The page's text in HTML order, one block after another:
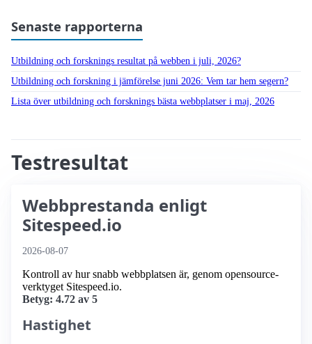
Senaste rapporterna
Utbildning och forsknings resultat på webben i juli, 2026?
Utbildning och forskning i jämförelse juni 2026: Vem tar hem segern?
Lista över utbildning och forsknings bästa webbplatser i maj, 2026
Testresultat
Webbprestanda enligt
Sitespeed.io
2026-08-07
Kontroll av hur snabb webbplatsen är, genom opensource-
verktyget Sitespeed.io.
Betyg: 4.72 av 5
Hastighet